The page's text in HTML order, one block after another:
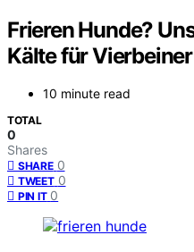
Frieren Hunde?
Kälte für Vierbeiner
10 minute read
TOTAL
0
Shares
SHARE 0
TWEET 0
PIN IT 0